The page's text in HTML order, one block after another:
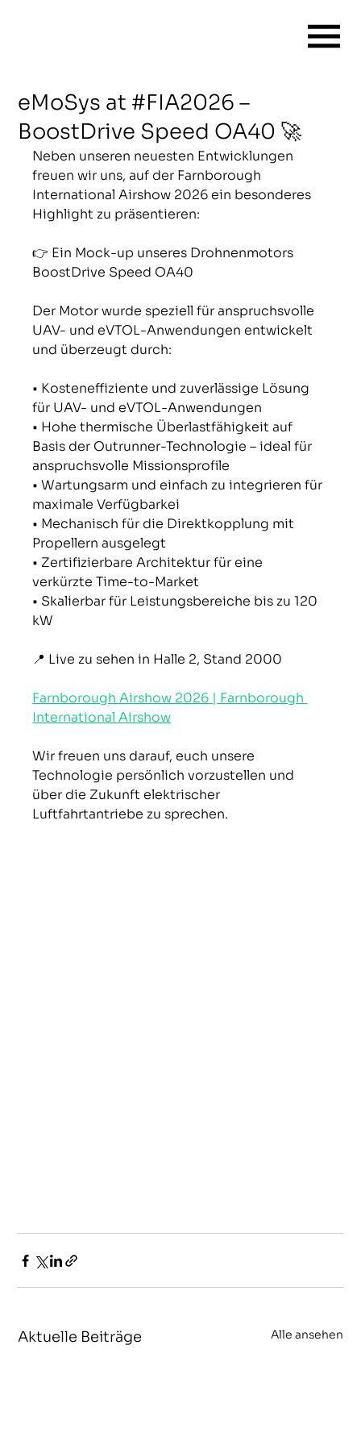
eMoSys at #FIA2026 –
BoostDrive Speed OA40 🚀
Neben unseren neuesten Entwicklungen
freuen wir uns, auf der Farnborough
International Airshow 2026 ein besonderes
Highlight zu präsentieren:
👉 Ein Mock-up unseres Drohnenmotors
BoostDrive Speed OA40
Der Motor wurde speziell für anspruchsvolle
UAV- und eVTOL-Anwendungen entwickelt
und überzeugt durch:
• Kosteneffiziente und zuverlässige Lösung
für UAV- und eVTOL-Anwendungen
• Hohe thermische Überlastfähigkeit auf
Basis der Outrunner-Technologie – ideal für
anspruchsvolle Missionsprofile
• Wartungsarm und einfach zu integrieren für
maximale Verfügbarkei
• Mechanisch für die Direktkopplung mit
Propellern ausgelegt
• Zertifizierbare Architektur für eine
verkürzte Time-to-Market
• Skalierbar für Leistungsbereiche bis zu 120
kW
📍 Live zu sehen in Halle 2, Stand 2000
Farnborough Airshow 2026 | Farnborough
International Airshow
Wir freuen uns darauf, euch unsere
Technologie persönlich vorzustellen und
über die Zukunft elektrischer
Luftfahrtantriebe zu sprechen.
Aktuelle Beiträge Alle ansehen